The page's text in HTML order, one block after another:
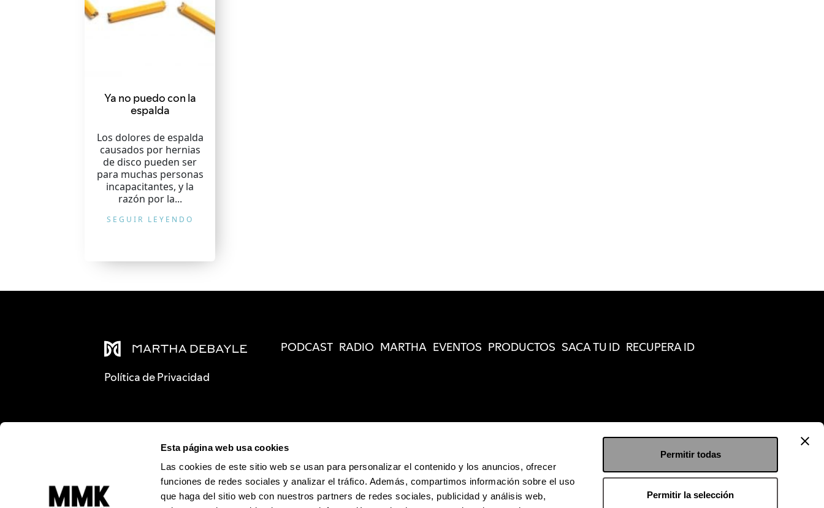
Esta página web usa cookies
Las cookies de este sitio web se usan para personalizar el contenido y los anuncios, ofrecer
funciones de redes sociales y analizar el tráfico. Además, compartimos información sobre el uso
que haga del sitio web con nuestros partners de redes sociales, publicidad y análisis web,
Permitir todas
Permitir la selección
Ya no puedo con la
espalda
Los dolores de espalda
causados por hernias
de disco pueden ser
para muchas personas
incapacitantes, y la
razón por la...
SEGUIR LEYENDO
Política de Privacidad
PODCAST RADIO MARTHA EVENTOS PRODUCTOS SACA TU ID RECUPERA ID